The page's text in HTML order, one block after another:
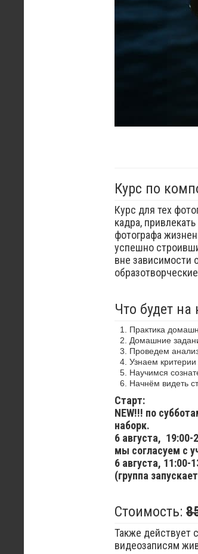
Курс по
Курс для тех
кадра,
фотографа
успешно
вне зависимости
Что будет на
Практика
Домашние
Проведем
Узнаем
Научимся
Начнём видеть
Старт:
NEW!!! по
наборк.
6 августа, 19:00-
мы согласуем с
6 августа, 11:00-
(группа
Стоимость:
Также действует
видеозаписям